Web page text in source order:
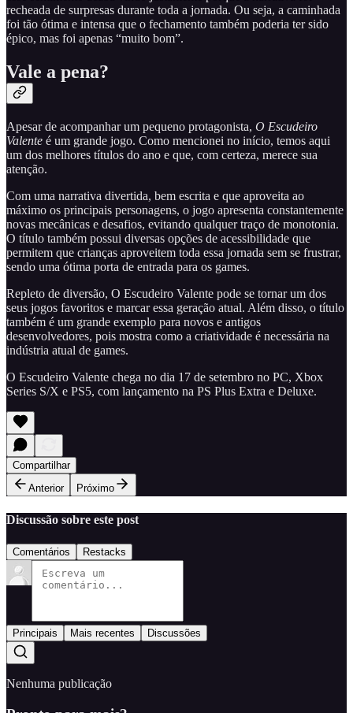
recheada de surpresas durante toda a jornada. Ou seja, a caminhada
foi tão ótima e intensa que o fechamento também poderia ter sido
épico, mas foi apenas “muito bom”.
Vale a pena?
Apesar de acompanhar um pequeno protagonista, O Escudeiro
Valente é um grande jogo. Como mencionei no início, temos aqui
um dos melhores títulos do ano e que, com certeza, merece sua
atenção.
Com uma narrativa divertida, bem escrita e que aproveita ao
máximo os principais personagens, o jogo apresenta constantemente
novas mecânicas e desafios, evitando qualquer traço de monotonia.
O título também possui diversas opções de acessibilidade que
permitem que crianças aproveitem toda essa jornada sem se frustrar,
sendo uma ótima porta de entrada para os games.
Repleto de diversão, O Escudeiro Valente pode se tornar um dos
seus jogos favoritos e marcar essa geração atual. Além disso, o título
também é um grande exemplo para novos e antigos
desenvolvedores, pois mostra como a criatividade é necessária na
indústria atual de games.
O Escudeiro Valente chega no dia 17 de setembro no PC, Xbox
Series S/X e PS5, com lançamento na PS Plus Extra e Deluxe.
Compartilhar
Anterior
Próximo
Discussão sobre este post
Comentários Restacks
Principais Mais recentes Discussões
Nenhuma publicação